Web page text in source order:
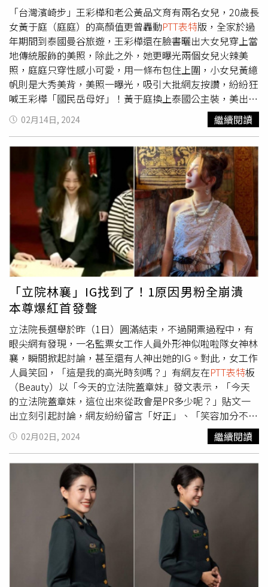
「台灣濱崎步」王彩樺和老公黃品文育有兩名女兒，20歲長
女黃于庭（庭庭）的高顏值更曾轟動PTT表特版，全家於過
年期間到泰國曼谷旅遊，王彩樺還在臉書曬出大女兒穿上當
地傳統服飾的美照，除此之外，她更曝光兩個女兒火辣美
照，庭庭只穿性感小可愛，用一條布包住上圍，小女兒黃繶
帆則是大秀美背，美照一曝光，吸引大批網友按讚，紛紛狂
喊王彩樺「國民岳母好」！黃于庭換上泰國公主裝，美出新
高度。（圖／翻攝自臉書）從照片中可見，庭庭換上泰裝戴
上頭飾，果然讓不少粉絲眼睛為之一亮，王彩樺還激動喊，
「太美了！我的大公主」，此外，她也在泰國行的最後一
晚，提前替庭庭慶生，並獻上祝福「謝謝妳，我的緣分，
2024我們一定會更好」。黃于庭提前在泰國慶生。（圖／
翻攝自臉書）55歲的王彩樺有兩位寶貝女兒，出眾的顏值被
譽為最美星二代，其中庭庭近年頻繁現身螢光幕，庭庭在過
年節目跟媽媽表演，兩人大跳熱舞，最後王彩樺和黃于庭最
後更上演激吻，母女嘴對嘴接吻20秒，引起觀眾驚喜尖叫，
瞬間飆高收視率。黃于庭在炎熱的泰國旅遊，性感裝扮相當
清涼。（圖／翻攝自臉書）王彩樺除了秀大女兒庭庭穿上當
地傳統服飾的美照，母女3人新年前往泰國旅遊，王彩樺更
在臉書曬出兩個女兒火辣美照，讓漂亮姊妹花黃于庭、黃繶
帆跟大家拜年，可以看見庭庭喝著當地招牌的芒果冰沙，搭
配米白色小可愛，露出性感香肩和穠纖合度的好身材，而妹
妹同樣是一件繞頸式條紋小可愛，背後還打了一個結露出纖
細腰身，轉身後還露出雪白美背，性感指數破表。王彩樺的
小女兒黃繶帆美背相當性感。（圖／翻攝自臉書）眼睛狂吃
冰淇淋的網友也紛紛留言，「泰辣了啦，大年初一就怎麼刺
激，讚」、「媽媽好會生，生的如花似玉，全家女人都是大
美女！新春愉快！」、「新年快樂國民岳母」。王彩樺女兒
黃于庭在泰國度假換上泰國公主裝。（圖／翻攝自臉書）
02月14日, 2024 繼續閱讀
「立院林襄」IG找到了！1原因男粉全崩潰
本尊爆紅首發聲
立法院長選舉於昨（1日）圓滿結束，不過開票過程中，有
眼尖網有發現，一名監票女工作人員外形神似啦啦隊女神林
襄，瞬間掀起討論，甚至還有人神出她的IG。對此，女工作
人員笑回，「這是我的高光時刻嗎？」有網友在PTT表特板
（Beauty）以「今天的立法院蓋章妹」發文表示，「今天
的立法院蓋章妹，這位出來從政會是PR多少呢？」貼文一
出立刻引起討論，網友紛紛留言「好正」、「笑容加分不
少」、「不是記者啦，是立法院的公務員，人很可愛」、
「超美，根本女神」、「這種笑容長輩最愛」、「她在立法
院打卡」、「終於有人發文了」、「整場應該只有她穿球
鞋」。連資深媒體人黃揚明也轉發直播截圖，並寫下「左2
議事人員意外爆紅，被譽為立院林襄」。有網友神出蓋章妹
的IG，一個是跳舞影片，另一個帳號是分享日常生活。不過
男網友們可能要心碎了，因為蓋章妹已名花有主。至於蓋章
妹本人則轉發新聞到限時動態表示，「這是我的高光時刻
嗎？可是有本來就認識我的人問我同事這是誰，心情很複
雜。」昨（1日）上午舉行立法院長副院長改選，兩者皆經
過兩輪投票，選舉結果為韓國瑜當選立法院長，江啟臣為副
02月02日, 2024 繼續閱讀